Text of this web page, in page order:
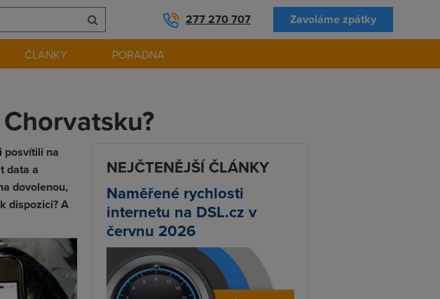
277 270 707 Zavoláme zpátky
ČLÁNKY PORADNA
posvítili na
data a
dovolenou,
dispozici? A
NEJČTENĚJŠÍ ČLÁNKY
Naměřené rychlosti
internetu na DSL.cz v
červnu 2026